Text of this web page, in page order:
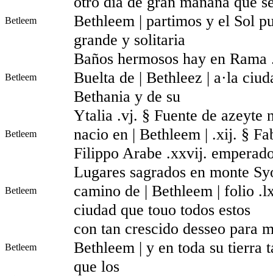
Betleem
Bethleem | partimos y el Sol
grande y solitaria
Betleem
Baños hermosos hay en
Buelta de | Bethleez | a·la
Bethania y de su
Betleem
Ytalia .vj. § Fuente de azeyte
nacio en | Bethleem | .xij. §
Filippo Arabe .xxvij.
Betleem
Lugares sagrados en monte
camino de | Bethleem | folio
ciudad que touo todos estos
Betleem
con tan crescido desseo para
Bethleem | y en toda su tierra
que los